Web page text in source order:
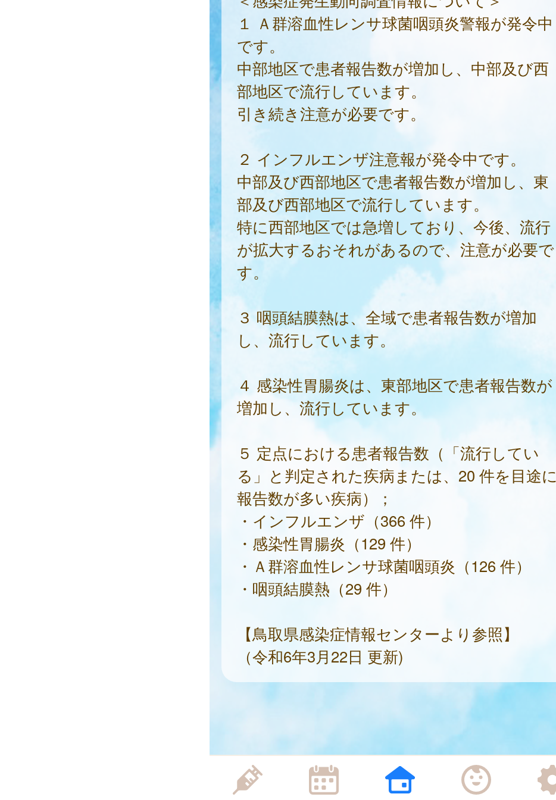
１ Ａ群溶血性レンサ球菌咽頭炎警報が発令中
です。
中部地区で患者報告数が増加し、中部及び西
部地区で流行しています。
引き続き注意が必要です。
２ インフルエンザ注意報が発令中です。
中部及び西部地区で患者報告数が増加し、東
部及び西部地区で流行しています。
特に西部地区では急増しており、今後、流行
が拡大するおそれがあるので、注意が必要で
す。
３ 咽頭結膜熱は、全域で患者報告数が増加
し、流行しています。
４ 感染性胃腸炎は、東部地区で患者報告数が
増加し、流行しています。
５ 定点における患者報告数（「流行してい
る」と判定された疾病または、20 件を目途に
報告数が多い疾病）；
・インフルエンザ（366 件）
・感染性胃腸炎（129 件）
・Ａ群溶血性レンサ球菌咽頭炎（126 件）
・咽頭結膜熱（29 件）
【鳥取県感染症情報センターより参照】
（令和6年3月22日 更新)